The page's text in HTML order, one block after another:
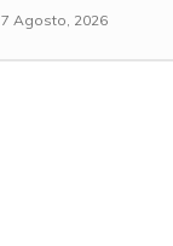
7 Agosto, 2026